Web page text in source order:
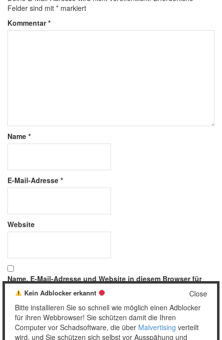
Felder sind mit * markiert
Kommentar*
Name *
E-Mail-Adresse *
Website
Name, E-Mail-Adresse und Website in diesem Browser für
meinen nächsten Kommentar speichern.
Close
Kein Adblocker erkannt
Bitte installieren Sie so schnell wie möglich einen Adblocker
für ihren Webbrowser! Sie schützen damit die Ihren
Computer vor Schadsoftware, die über Malvertising verteilt
wird, und Sie schützen sich selbst vor Ausspähung und